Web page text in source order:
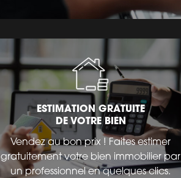
ESTIMATION GRATUITE
DE VOTRE BIEN
Vendez au bon prix ! Faites estimer
gratuitement votre bien immobilier par
un professionnel en quelques clics.